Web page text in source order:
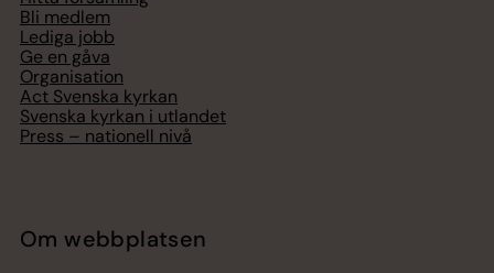
Bli medlem
Lediga jobb
Ge en gåva
Organisation
Act Svenska kyrkan
Svenska kyrkan i utlandet
Press – nationell nivå
Om webbplatsen